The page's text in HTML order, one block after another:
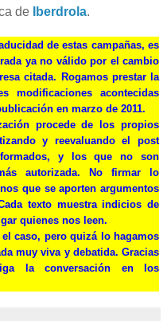
de
Iberdrola.
de estas campañas, es
ya no válido por el cambio
citada. Rogamos prestar la
modificaciones acontecidas
en marzo de 2011.
procede de los propios
y reevaluando el post
y los que no son
autorizada. No firmar lo
que se aporten argumentos
texto muestra indicios de
quienes nos leen.
caso, pero quizá lo hagamos
muy viva y debatida. Gracias
la conversación en los